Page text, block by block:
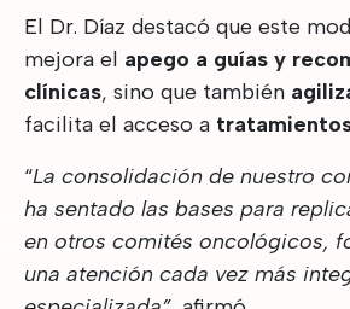
El Dr. Díaz destacó que este
mejora el apego a guías y
clínicas, sino que también
facilita el acceso a
“La consolidación de nuestro
ha sentado las bases para
en otros comités oncológicos,
una atención cada vez más